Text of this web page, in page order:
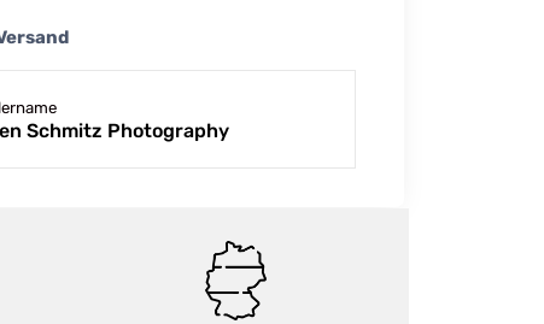
Schmitz Photography